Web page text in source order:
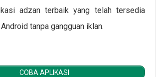
adzan terbaik yang telah tersedia
tanpa gangguan iklan.
COBA APLIKASI